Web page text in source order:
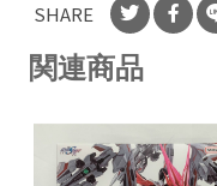
SHARE
関連商品